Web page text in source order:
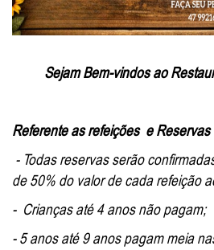
Sejam Bem-vindos ao
Referente as refeições e Reservas
- Todas reservas serão
de 50% do valor de cada refeição
- Crianças até 4 anos não pagam;
- 5 anos até 9 anos pagam meia